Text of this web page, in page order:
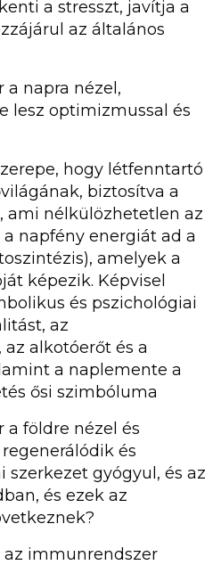
a stresszt, javítja a
az általános
a napra nézel,
lesz optimizmussal és
hogy létfenntartó
biztosítva a
ami nélkülözhetetlen az
napfény energiát ad a
amelyek a
képezik. Képvisel
és pszichológiai
az
alkotóerőt és a
a naplemente a
ősi szimbóluma
a földre nézel és
és
szerkezet gyógyul, és az
és ezek az
immunrendszer